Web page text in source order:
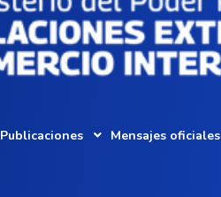
Publicaciones Mensajes oficiales